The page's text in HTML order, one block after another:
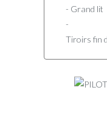
- Grand lit
-
Tiroirs fin